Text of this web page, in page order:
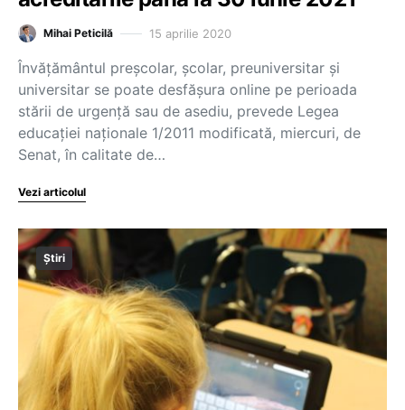
Mihai Peticilă 15 aprilie 2020
Învăţământul preşcolar, şcolar, preuniversitar şi
universitar se poate desfăşura online pe perioada
stării de urgenţă sau de asediu, prevede Legea
educaţiei naţionale 1/2011 modificată, miercuri, de
Senat, în calitate de…
Vezi articolul
Știri